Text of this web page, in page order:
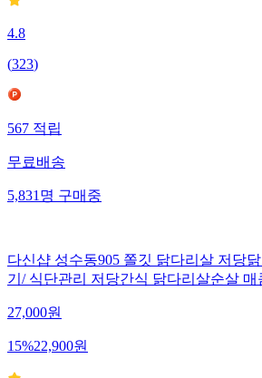
4.8
(323)
567 적립
무료배송
5,831 명 구매중
다신샵 성수동905 쫄깃 닭다리살 저당
기/ 식단관리 저당간식 닭다리살순살 매
27,000원
15%22,900원